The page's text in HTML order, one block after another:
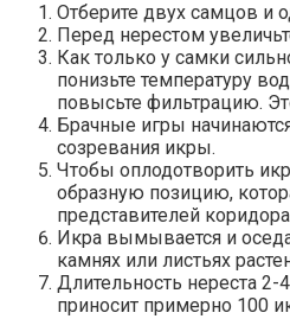
Отберите двух самцов и
Перед нерестом
Как только у самки
понизьте температуру
повысьте фильтрацию.
Брачные игры
созревания икры.
Чтобы оплодотворить
образную позицию,
представителей
Икра вымывается и
камнях или листьях
Длительность нереста 2-
приносит примерно 100